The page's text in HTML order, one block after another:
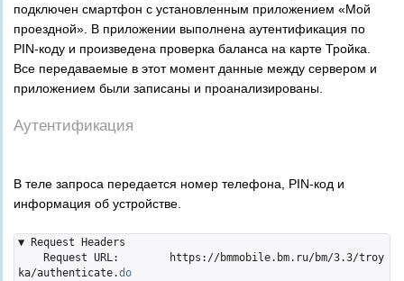
подключен смартфон с установленным приложением «Мой
проездной». В приложении выполнена аутентификация по
PIN-коду и произведена проверка баланса на карте Тройка.
Все передаваемые в этот момент данные между сервером и
приложением были записаны и проанализированы.
Аутентификация
В теле запроса передается номер телефона, PIN-код и
информация об устройстве.
▼ Request Headers
ka/authenticate.do